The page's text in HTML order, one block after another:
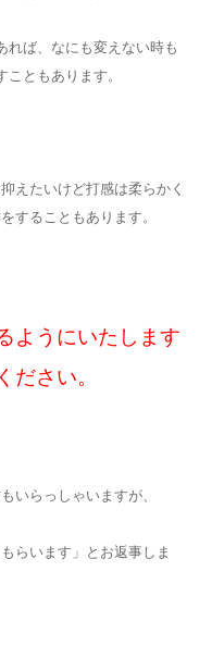
れば、なにも変えない時も
ともあります。
えたいけど打感は柔らかく
することもあります。
ようにいたします
ださい。
いらっしゃいますが、
らいます」とお返事しま